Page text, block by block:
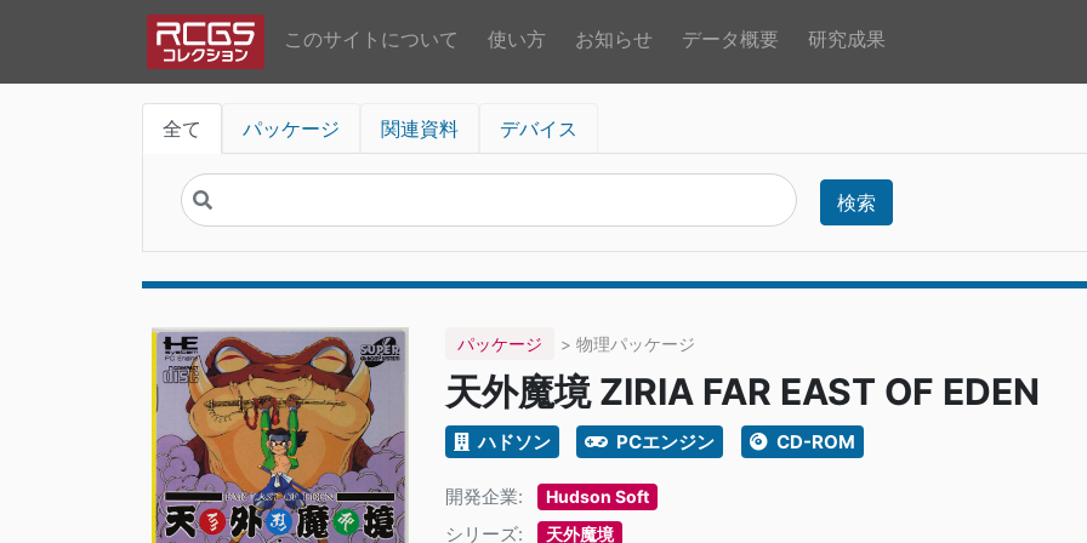
このサイトについて 使い方 お知らせ データ概要 研究成果
全て パッケージ 関連資料 デバイス
検索
パッケージ > 物理パッケージ
天外魔境 ZIRIA FAR EAST OF EDEN
ハドソン PCエンジン CD-ROM
開発企業: Hudson Soft
シリーズ: 天外魔境